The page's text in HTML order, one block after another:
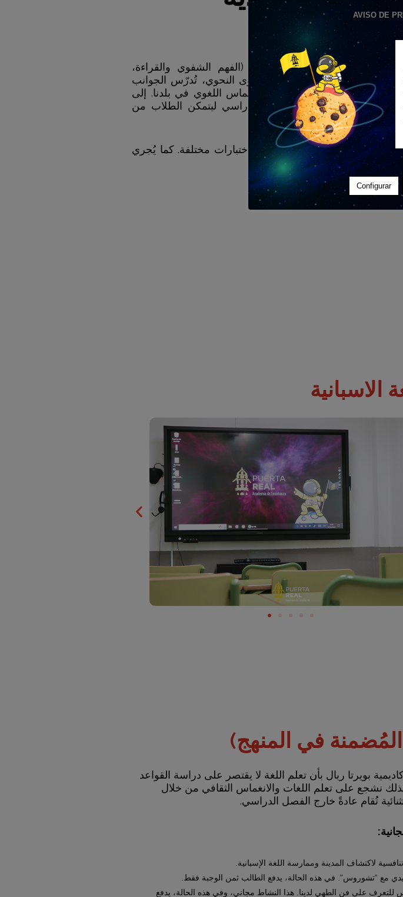
تُركّز جميع المهارات اللغوية (الفهم الشفوي والقراءة،
والكتابي). بالإضافة إلى المحتوى النحوي، تُدرّس الجوانب
للثقافة الإسبانية لتعزيز الانغماس اللغوي في بلدنا. إلى
تُقام أنشطة خارج الفصل الدراسي ليتمكن الطلاب من
في مواقف واقعية.
باستمرار من خلال أداء أنشطة واختبارات مختلفة. كما يُجري
شخصيًا وخاصًا عبر منصتنا.
المُضمنة في المنهج)
بويرتا ريال بأن تعلم اللغة لا يقتصر على دراسة القواعد
نشجع على تعلم اللغات والانغماس الثقافي من خلال
تُقام عادةً خارج الفصل الدراسي.
لاكتشاف المدينة وممارسة اللغة الإسبانية.
مع “تشوروس”. في هذه الحالة، يدفع الطالب ثمن الوجبة فقط.
للتعرف على فن الطهي لدينا. هذا النشاط مجاني، وفي هذه الحالة، يدفع
AVISO DE
Configurar